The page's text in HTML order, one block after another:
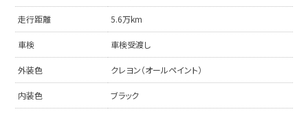
走行距離 5.6万km
車検 車検受渡し
外装色 クレヨン（オールペイント）
内装色 ブラック